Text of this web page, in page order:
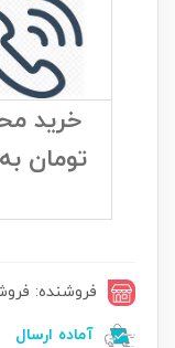
خرید
تومان
فروشنده:
آماده ارسال